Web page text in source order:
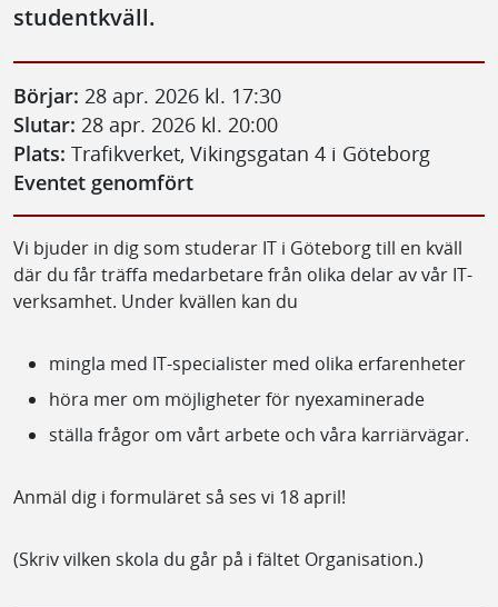
studentkväll.
Börjar: 28 apr. 2026 kl. 17:30
Slutar: 28 apr. 2026 kl. 20:00
Plats: Trafikverket, Vikingsgatan 4 i Göteborg
Eventet genomfört
Vi bjuder in dig som studerar IT i Göteborg till en kväll
där du får träffa medarbetare från olika delar av vår IT-
verksamhet. Under kvällen kan du
mingla med IT-specialister med olika erfarenheter
höra mer om möjligheter för nyexaminerade
ställa frågor om vårt arbete och våra karriärvägar.
Anmäl dig i formuläret så ses vi 18 april!
(Skriv vilken skola du går på i fältet Organisation.)